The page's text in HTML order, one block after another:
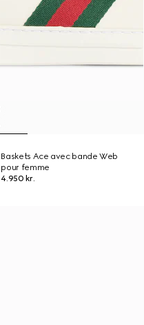
Baskets Ace avec bande Web
pour femme
4.950 kr.